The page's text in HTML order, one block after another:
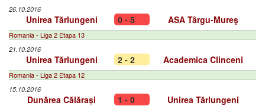
26.10.2016
Unirea Tărlungeni 0 - 5 ASA Târgu-Mureş
Romania - Liga 2 Etapa 13
21.10.2016
Unirea Tărlungeni 2 - 2 Academica Clinceni
Romania - Liga 2 Etapa 12
15.10.2016
Dunărea Călărași 1 - 0 Unirea Tărlungeni